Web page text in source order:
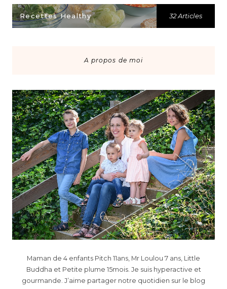
Recettes Healthy 32 Articles
A propos de moi
Maman de 4 enfants Pitch 11ans, Mr Loulou 7 ans, Little
Buddha et Petite plume 15mois. Je suis hyperactive et
gourmande. J’aime partager notre quotidien sur le blog